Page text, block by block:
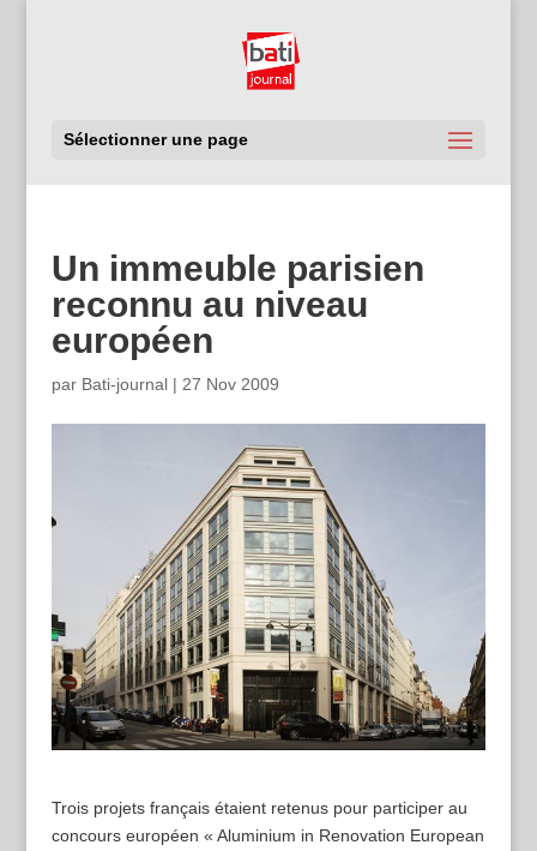
Sélectionner une page
Un immeuble parisien
reconnu au niveau
européen
par Bati-journal| 27 Nov 2009
Trois projets français étaient retenus pour participer au
concours européen « Aluminium in Renovation European